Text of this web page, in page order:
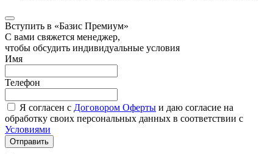
Вступить в «Базис Премиум»
С вами свяжется менеджер,
чтобы обсудить индивидуальные условия
Имя
Телефон
Я согласен с Договором Оферты и даю согласие на
обработку своих персональных данных в соответствии с
Условиями
Отправить